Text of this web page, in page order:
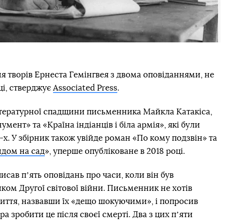
творів Ернеста Гемінгвея з двома оповіданнями, не
стверджує Associated Press.
спадщини письменника Майкла Катакіса,
та «Країна індіанців і біла армія», які були
х. У збірник також увійде роман «По кому подзвін» та
на сад», уперше опубліковане в 2018 році.
пʼять оповідань про часи, коли він був
Другої світової війни. Письменник не хотів
назвавши їх «дещо шокуючими», і попросив
зробити це після своєї смерті. Два з цих пʼяти